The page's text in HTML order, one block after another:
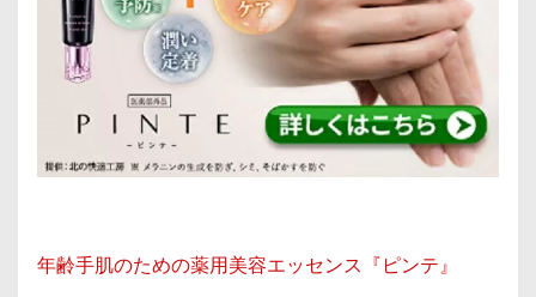
年齢手肌のための薬用美容エッセンス『ピンテ』